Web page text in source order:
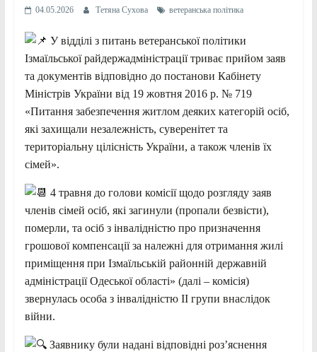
04.05.2026 Тетяна Сухова ветеранська політика
У відділі з питань ветеранської політики
Ізмаїльської райдержадміністрації триває прийом заяв
та документів відповідно до постанови Кабінету
Міністрів України від 19 жовтня 2016 р. № 719
«Питання забезпечення житлом деяких категорій осіб,
які захищали незалежність, суверенітет та
територіальну цілісність України, а також членів їх
сімей».
4 травня до голови комісії щодо розгляду заяв
членів сімей осіб, які загинули (пропали безвісти),
померли, та осіб з інвалідністю про призначення
грошової компенсації за належні для отримання жилі
приміщення при Ізмаїльській районній державній
адміністрації Одеської області» (далі – комісія)
звернулась особа з інвалідністю ІІ групи внаслідок
війни.
Заявнику були надані відповідні роз’яснення